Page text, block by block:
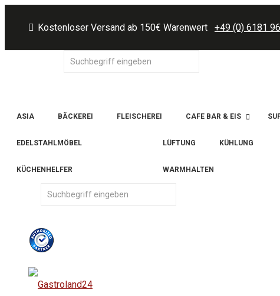
Kostenloser Versand ab 150€ Warenwert +49 (0) 6181
ASIA BÄCKEREI FLEISCHEREI CAFE BAR & EIS
EDELSTAHLMÖBEL LÜFTUNG KÜHLUNG
KÜCHENHELFER WARMHALTEN